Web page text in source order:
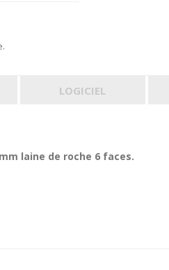
LOGICIEL
laine de roche 6 faces.